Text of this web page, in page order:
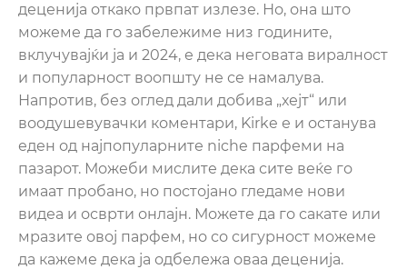
деценија откако првпат излезе. Но, она што
можеме да го забележиме низ годините,
вклучувајќи ја и 2024, е дека неговата виралност
и популарност воопшту не се намалува.
Напротив, без оглед дали добива „хејт“ или
воодушевувачки коментари, Kirke е и останува
еден од најпопуларните niche парфеми на
пазарот. Можеби мислите дека сите веќе го
имаат пробано, но постојано гледаме нови
видеа и осврти онлајн. Можете да го сакате или
мразите овој парфем, но со сигурност можеме
да кажеме дека ја одбележа оваа деценија.